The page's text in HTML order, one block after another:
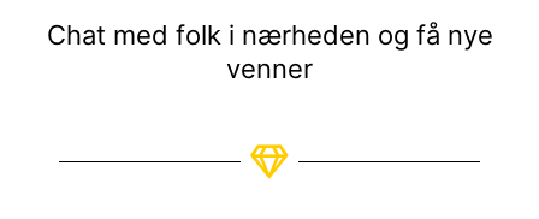
Chat med folk i nærheden og få nye
venner